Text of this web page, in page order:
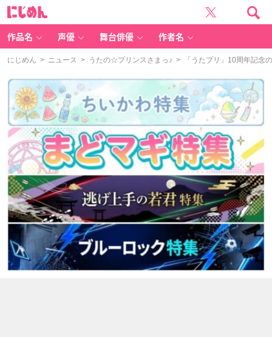
作品名 声優 舞台俳優 作者名
にじめん > ニュース > うたの☆プリンスさまっ♪ > 「うたプリ」10周年記念